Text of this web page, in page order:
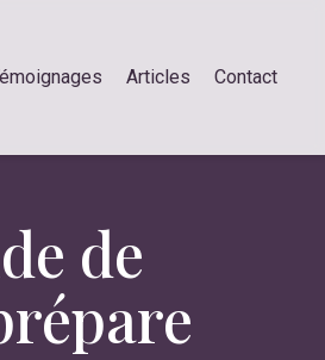
Articles Contact
de